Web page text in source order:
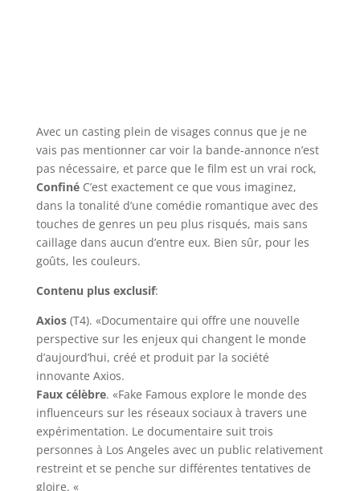
Avec un casting plein de visages connus que je ne
vais pas mentionner car voir la bande-annonce n’est
pas nécessaire, et parce que le film est un vrai rock,
ConfinéC’est exactement ce que vous imaginez,
dans la tonalité d’une comédie romantique avec des
touches de genres un peu plus risqués, mais sans
caillage dans aucun d’entre eux. Bien sûr, pour les
goûts, les couleurs.
Contenu plus exclusif:
Axios(T4). «Documentaire qui offre une nouvelle
perspective sur les enjeux qui changent le monde
d’aujourd’hui, créé et produit par la société
innovante Axios.
Faux célèbre. «Fake Famous explore le monde des
influenceurs sur les réseaux sociaux à travers une
expérimentation. Le documentaire suit trois
personnes à Los Angeles avec un public relativement
restreint et se penche sur différentes tentatives de
gloire. «